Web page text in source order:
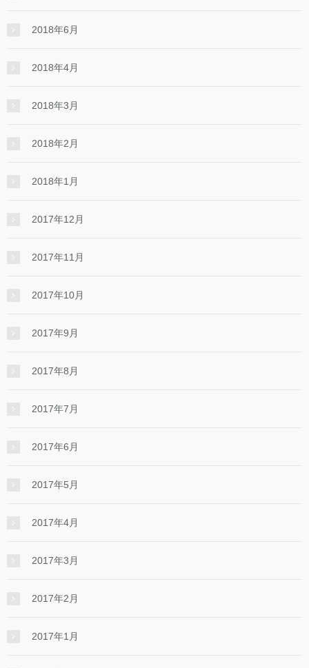
2018年6月
2018年4月
2018年3月
2018年2月
2018年1月
2017年12月
2017年11月
2017年10月
2017年9月
2017年8月
2017年7月
2017年6月
2017年5月
2017年4月
2017年3月
2017年2月
2017年1月